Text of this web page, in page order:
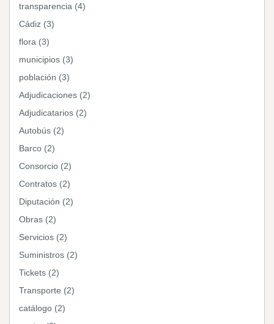
transparencia (4)
Cádiz (3)
flora (3)
municipios (3)
población (3)
Adjudicaciones (2)
Adjudicatarios (2)
Autobús (2)
Barco (2)
Consorcio (2)
Contratos (2)
Diputación (2)
Obras (2)
Servicios (2)
Suministros (2)
Tickets (2)
Transporte (2)
catálogo (2)